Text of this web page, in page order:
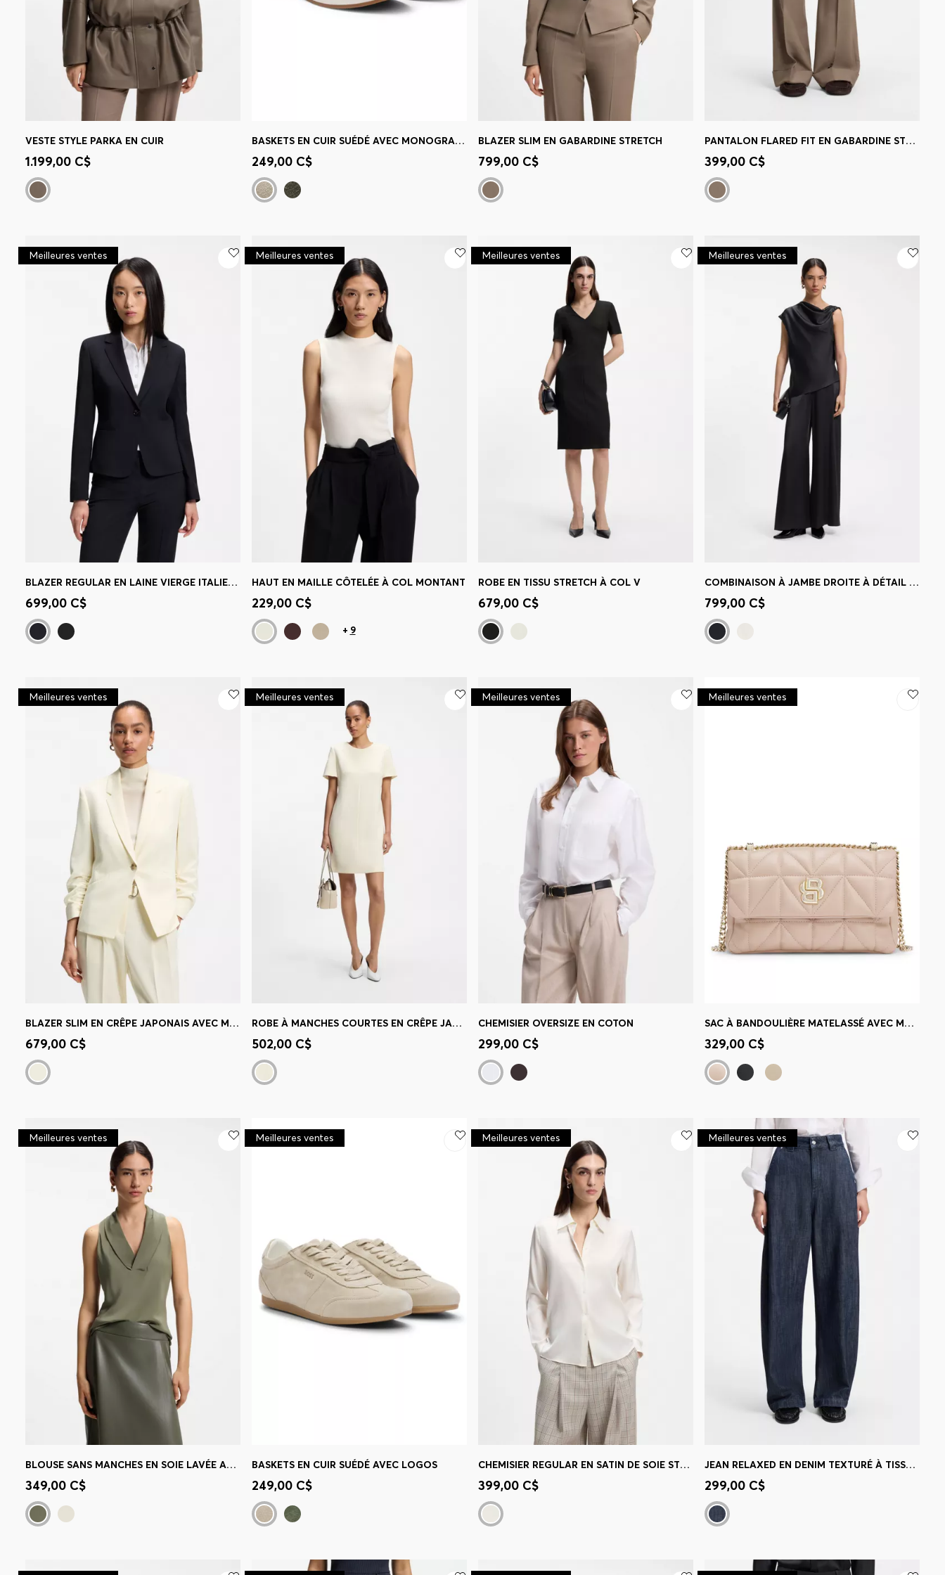
Achat rapide
taille)
VESTE STYLE PARKA EN CUIR
1.199,00 C$ Achat rapide
taille)
BASKETS EN CUIR SUÉDÉ AVEC MONOGRAMME DOUBLE B
249,00 C$ Achat rapide
taille)
BLAZER SLIM EN GABARDINE STRETCH
799,00 C$ Achat rapide
taille)
PANTALON FLARED FIT EN GABARDINE STRETCH
399,00 C$
Achat rapide
taille)
Meilleures ventes
BLAZER REGULAR EN LAINE VIERGE ITALIENNE
699,00 C$ Achat rapide
taille)
Meilleures ventes
HAUT EN MAILLE CÔTELÉE À COL MONTANT
229,00 C$
+ 9
Achat rapide
taille)
Meilleures ventes
ROBE EN TISSU STRETCH À COL V
679,00 C$ Achat rapide
taille)
Meilleures ventes
COMBINAISON À JAMBE DROITE À DÉTAIL ÉPINGLE ET FRONCÉ
799,00 C$
Achat rapide
taille)
Meilleures ventes
BLAZER SLIM EN CRÊPE JAPONAIS AVEC MANCHES FRONCÉES
679,00 C$ Achat rapide
taille)
Meilleures ventes
ROBE À MANCHES COURTES EN CRÊPE JAPONAIS
502,00 C$ Achat rapide
taille)
Meilleures ventes
CHEMISIER OVERSIZE EN COTON
299,00 C$ Achat rapide
taille)
Meilleures ventes
SAC À BANDOULIÈRE MATELASSÉ AVEC MONOGRAMME DOUBLE B
329,00 C$
Achat rapide
taille)
Meilleures ventes
BLOUSE SANS MANCHES EN SOIE LAVÉE AU SABLE AVEC ENCOLURE EN V
349,00 C$ Achat rapide
taille)
Meilleures ventes
BASKETS EN CUIR SUÉDÉ AVEC LOGOS
249,00 C$ Achat rapide
taille)
Meilleures ventes
CHEMISIER REGULAR EN SATIN DE SOIE STRETCH
399,00 C$ Achat rapide
taille)
Meilleures ventes
JEAN RELAXED EN DENIM TEXTURÉ À TISSAGE OUVERT
299,00 C$